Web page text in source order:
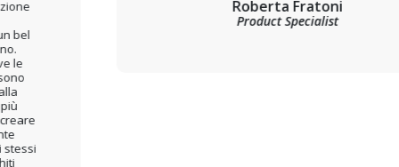
Roberta Fratoni
Product Specialist